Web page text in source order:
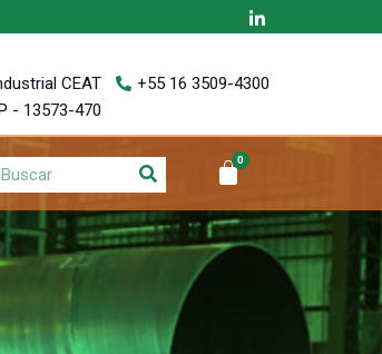
CEAT
- 13573-470
+55 16 3509-4300